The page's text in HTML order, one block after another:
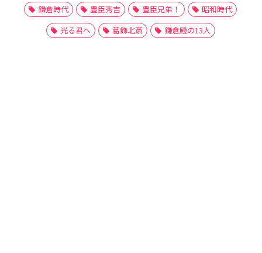
鎌倉時代
豊臣秀吉 豊臣兄弟！
昭和時代
光る君へ
葛飾北斎 鎌倉殿の13人